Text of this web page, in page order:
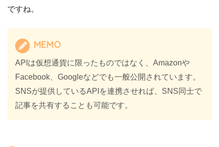
ですね。
MEMO
APIは仮想通貨に限ったものではなく、Amazonや
Facebook、Googleなどでも一般公開されています。
SNSが提供しているAPIを連携させれば、SNS同士で
記事を共有することも可能です。